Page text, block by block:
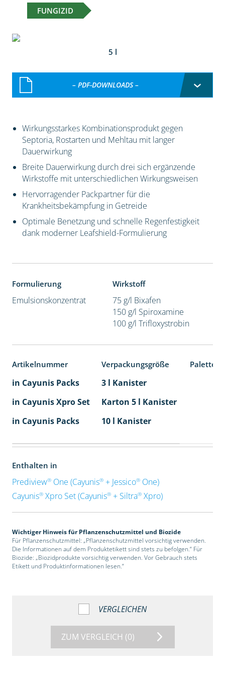
FUNGIZID
5 l
– PDF-DOWNLOADS –
Wirkungsstarkes Kombinationsprodukt gegen
Septoria, Rostarten und Mehltau mit langer
Dauerwirkung
Breite Dauerwirkung durch drei sich ergänzende
Wirkstoffe mit unterschiedlichen Wirkungsweisen
Hervorragender Packpartner für die
Krankheitsbekämpfung in Getreide
Optimale Benetzung und schnelle Regenfestigkeit
dank moderner Leafshield-Formulierung
Formulierung
Emulsionskonzentrat
Wirkstoff
75 g/l Bixafen
150 g/l Spiroxamine
100 g/l Trifloxystrobin
Artikelnummer Verpackungsgröße
in Cayunis Packs
3 l Kanister
in Cayunis Xpro Set
Karton 5 l Kanister
in Cayunis Packs
10 l Kanister
Enthalten in
Prediview®One (Cayunis®+ Jessico®One)
Cayunis®Xpro Set (Cayunis®+ Siltra®Xpro)
Wichtiger Hinweis für Pflanzenschutzmittel und Biozide
Für Pflanzenschutzmittel: „Pflanzenschutzmittel vorsichtig verwenden.
Die Informationen auf dem Produktetikett sind stets zu befolgen.“ Für
Biozide: „Biozidprodukte vorsichtig verwenden. Vor Gebrauch stets
Etikett und Produktinformationen lesen.“
VERGLEICHEN
ZUM VERGLEICH (0)